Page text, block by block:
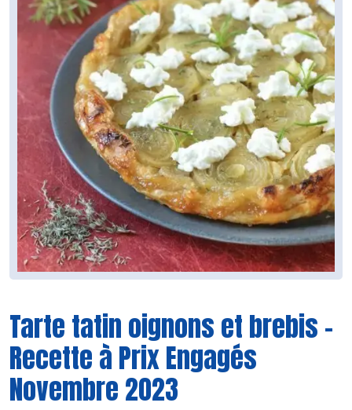
Tarte tatin oignons et brebis -
Recette à Prix Engagés
Novembre 2023